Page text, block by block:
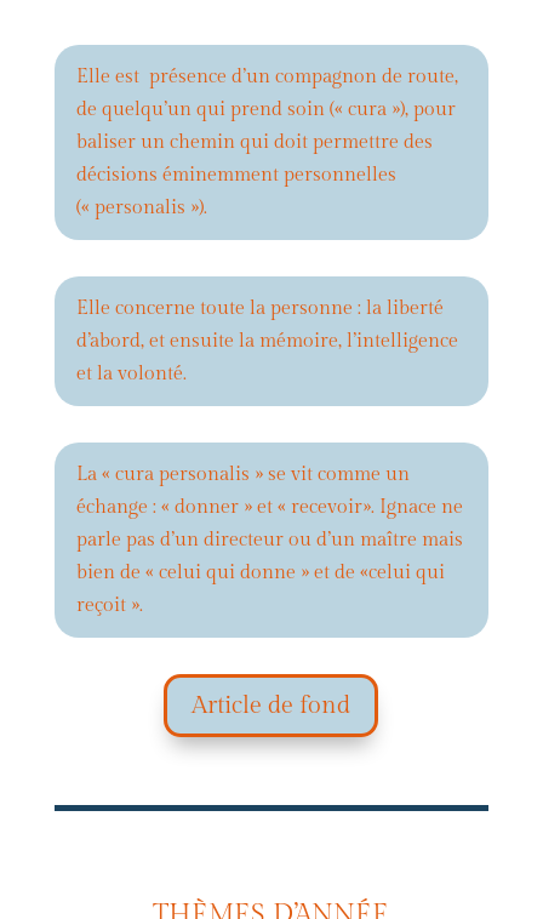
Elle est présence d’un compagnon de route,
de quelqu’un qui prend soin (« cura »), pour
baliser un chemin qui doit permettre des
décisions éminemment personnelles
(« personalis »).
Elle concerne toute la personne : la liberté
d’abord, et ensuite la mémoire, l’intelligence
et la volonté.
La « cura personalis » se vit comme un
échange : « donner » et « recevoir». Ignace ne
parle pas d’un directeur ou d’un maître mais
bien de « celui qui donne » et de «celui qui
reçoit ».
Article de fond